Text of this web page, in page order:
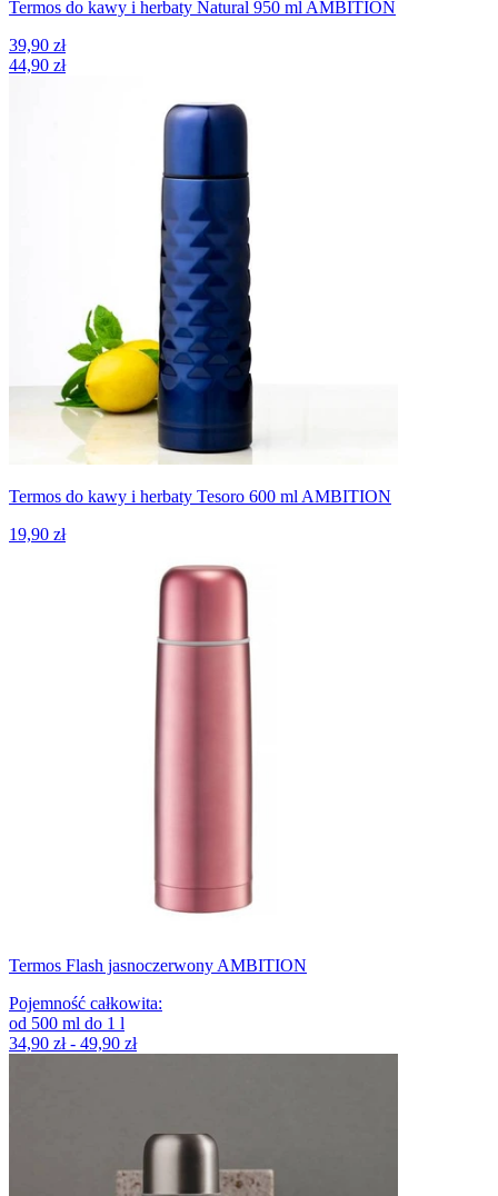
Termos do kawy i herbaty Natural 950 ml AMBITION
39,90 zł
44,90 zł
Termos do kawy i herbaty Tesoro 600 ml AMBITION
19,90 zł
Termos Flash jasnoczerwony AMBITION
Pojemność całkowita:
od 500 ml do 1 l
34,90 zł - 49,90 zł